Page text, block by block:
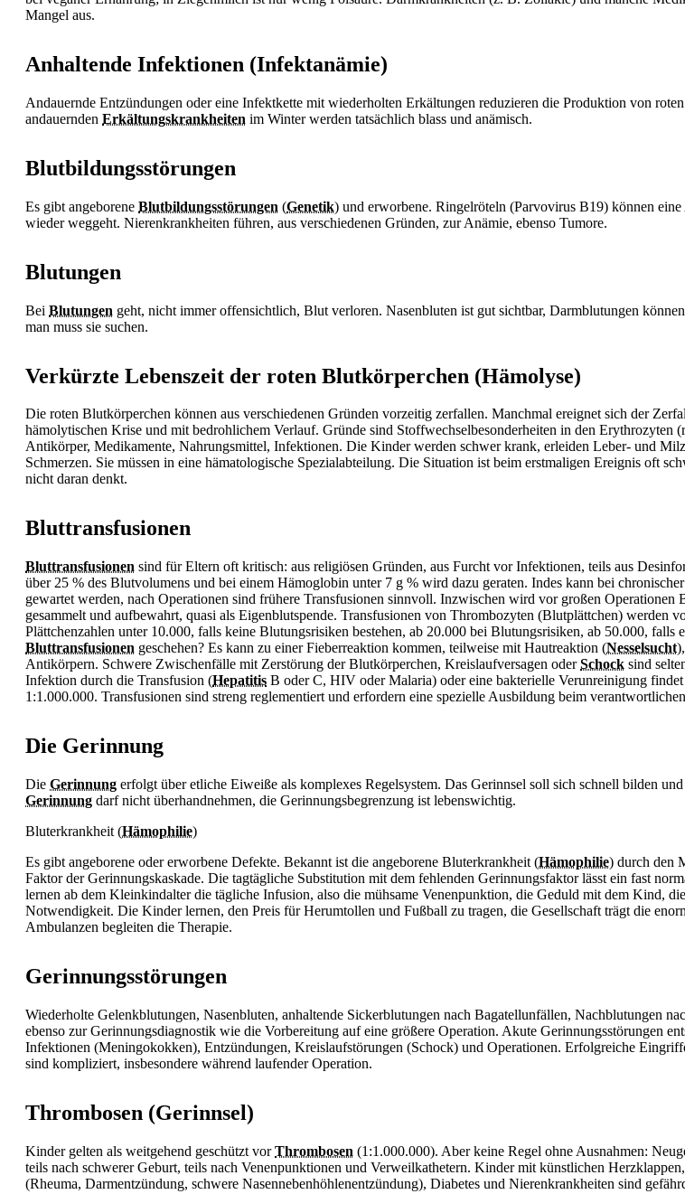
Mangel aus.
Anhaltende Infektionen (Infektanämie)
Andauernde Entzündungen oder eine Infektkette mit wiederholten Erkältungen reduzieren die Produktion von
andauernden Erkältungskrankheiten im Winter werden tatsächlich blass und anämisch.
Blutbildungsstörungen
Es gibt angeborene Blutbildungsstörungen (Genetik) und erworbene. Ringelröteln (Parvovirus B19) können eine
wieder weggeht. Nierenkrankheiten führen, aus verschiedenen Gründen, zurAnämie, ebenso Tumore.
Blutungen
Bei Blutungen geht, nicht immer offensichtlich, Blut verloren. Nasenbluten ist gut sichtbar, Darmblutungen
man muss sie suchen.
Verkürzte Lebenszeit der roten Blutkörperchen (Hämolyse)
Die roten Blutkörperchen können aus verschiedenen Gründen vorzeitig zerfallen. Manchmal ereignet sich der
hämolytischen Krise und mit bedrohlichem Verlauf. Gründe sind Stoffwechselbesonderheiten in den Erythrozyten
Antikörper, Medikamente, Nahrungsmittel, Infektionen. Die Kinder werden schwer krank, erleiden Leber- und
Schmerzen. Sie müssen in eine hämatologische Spezialabteilung. Die Situation ist beim erstmaligen Ereignis oft
nicht daran denkt.
Bluttransfusionen
Bluttransfusionen sind für Eltern oft kritisch: aus religiösen Gründen, aus Furcht vor Infektionen, teils aus
über 25 % des Blutvolumens und bei einem Hämoglobin unter 7 g % wird dazu geraten. Indes kann bei chronischer
gewartet werden, nach Operationen sind frühere Transfusionen sinnvoll. Inzwischen wird vor großen Operationen
gesammelt und aufbewahrt, quasi als Eigenblutspende. Transfusionen von Thrombozyten (Blutplättchen) werden
Plättchenzahlen unter 10.000, falls keine Blutungsrisiken bestehen, ab 20.000 bei Blutungsrisiken, ab 50.000, falls
Bluttransfusionen geschehen? Es kann zu einer Fieberreaktion kommen, teilweise mit Hautreaktion (Nesselsucht
Antikörpern. Schwere Zwischenfälle mit Zerstörung der Blutkörperchen, Kreislaufversagen oderSchock sind
Infektion durch die Transfusion (Hepatitis B oder C, HIV oder Malaria) oder eine bakterielle Verunreinigung
1:1.000.000. Transfusionen sind streng reglementiert und erfordern eine spezielle Ausbildung beim
Die Gerinnung
Die Gerinnung erfolgt über etliche Eiweiße als komplexes Regelsystem. Das Gerinnsel soll sich schnell bilden
Gerinnung darf nicht überhandnehmen, die Gerinnungsbegrenzung ist lebenswichtig.
Bluterkrankheit (Hämophilie)
Es gibt angeborene oder erworbene Defekte. Bekannt ist die angeborene Bluterkrankheit (Hämophilie) durch den
Faktor der Gerinnungskaskade. Die tagtägliche Substitution mit dem fehlenden Gerinnungsfaktor lässt ein fast
lernen ab dem Kleinkindalter die tägliche Infusion, also die mühsame Venenpunktion, die Geduld mit dem Kind,
Notwendigkeit. Die Kinder lernen, den Preis für Herumtollen und Fußball zu tragen, die Gesellschaft trägt die
Ambulanzen begleiten die Therapie.
Gerinnungsstörungen
Wiederholte Gelenkblutungen, Nasenbluten, anhaltende Sickerblutungen nach Bagatellunfällen, Nachblutungen
ebenso zur Gerinnungsdiagnostik wie die Vorbereitung auf eine größere Operation. Akute Gerinnungsstörungen
Infektionen (Meningokokken), Entzündungen, Kreislaufstörungen (Schock) und Operationen. Erfolgreiche
sind kompliziert, insbesondere während laufender Operation.
Thrombosen (Gerinnsel)
Kinder gelten als weitgehend geschützt vorThrombosen (1:1.000.000). Aber keine Regel ohne Ausnahmen:
teils nach schwerer Geburt, teils nach Venenpunktionen und Verweilkathetern. Kinder mit künstlichen
(Rheuma, Darmentzündung, schwere Nasennebenhöhlenentzündung), Diabetes und Nierenkrankheiten sind